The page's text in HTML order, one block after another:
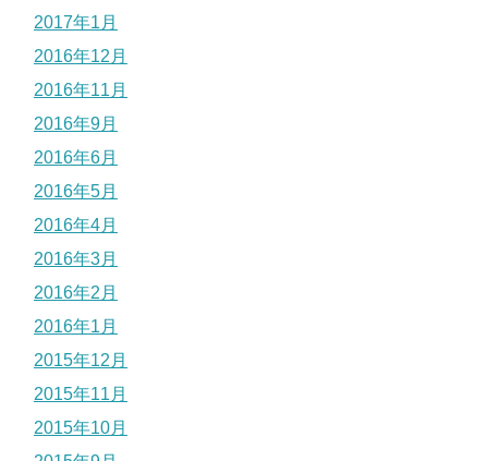
2017年1月
2016年12月
2016年11月
2016年9月
2016年6月
2016年5月
2016年4月
2016年3月
2016年2月
2016年1月
2015年12月
2015年11月
2015年10月